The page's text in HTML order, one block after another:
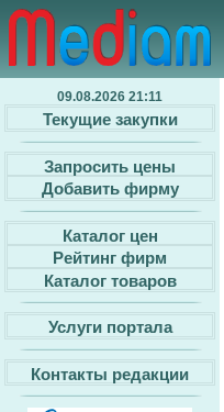
09.08.2026 21:11
Текущие закупки
Запросить цены
Добавить фирму
Каталог цен
Рейтинг фирм
Каталог товаров
Услуги портала
Контакты редакции